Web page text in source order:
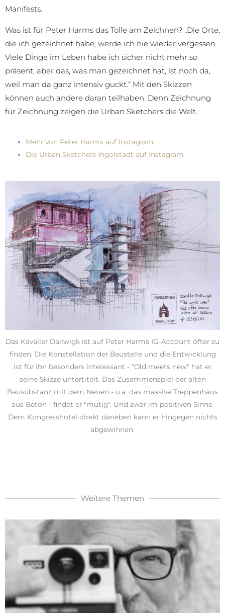
Manifests.
Was ist für Peter Harms das Tolle am Zeichnen? „Die Orte,
die ich gezeichnet habe, werde ich nie wieder vergessen.
Viele Dinge im Leben habe ich sicher nicht mehr so
präsent, aber das, was man gezeichnet hat, ist noch da,
weil man da ganz intensiv guckt.“ Mit den Skizzen
können auch andere daran teilhaben. Denn Zeichnung
für Zeichnung zeigen die Urban Sketchers die Welt.
Mehr von Peter Harms auf Instagram
Die Urban Sketchers Ingolstadt auf Instagram
Das Kavalier Dallwigk ist auf Peter Harms IG-Account öfter zu
finden. Die Konstellation der Baustelle und die Entwicklung
ist für ihn besonders interessant - "Old meets new" hat er
seine Skizze untertitelt. Das Zusammenspiel der alten
Bausubstanz mit dem Neuen - u.a. das massive Treppenhaus
aus Beton - findet er "mutig". Und zwar im positiven Sinne.
Dem Kongresshotel direkt daneben kann er hingegen nichts
abgewinnen.
Weitere Themen